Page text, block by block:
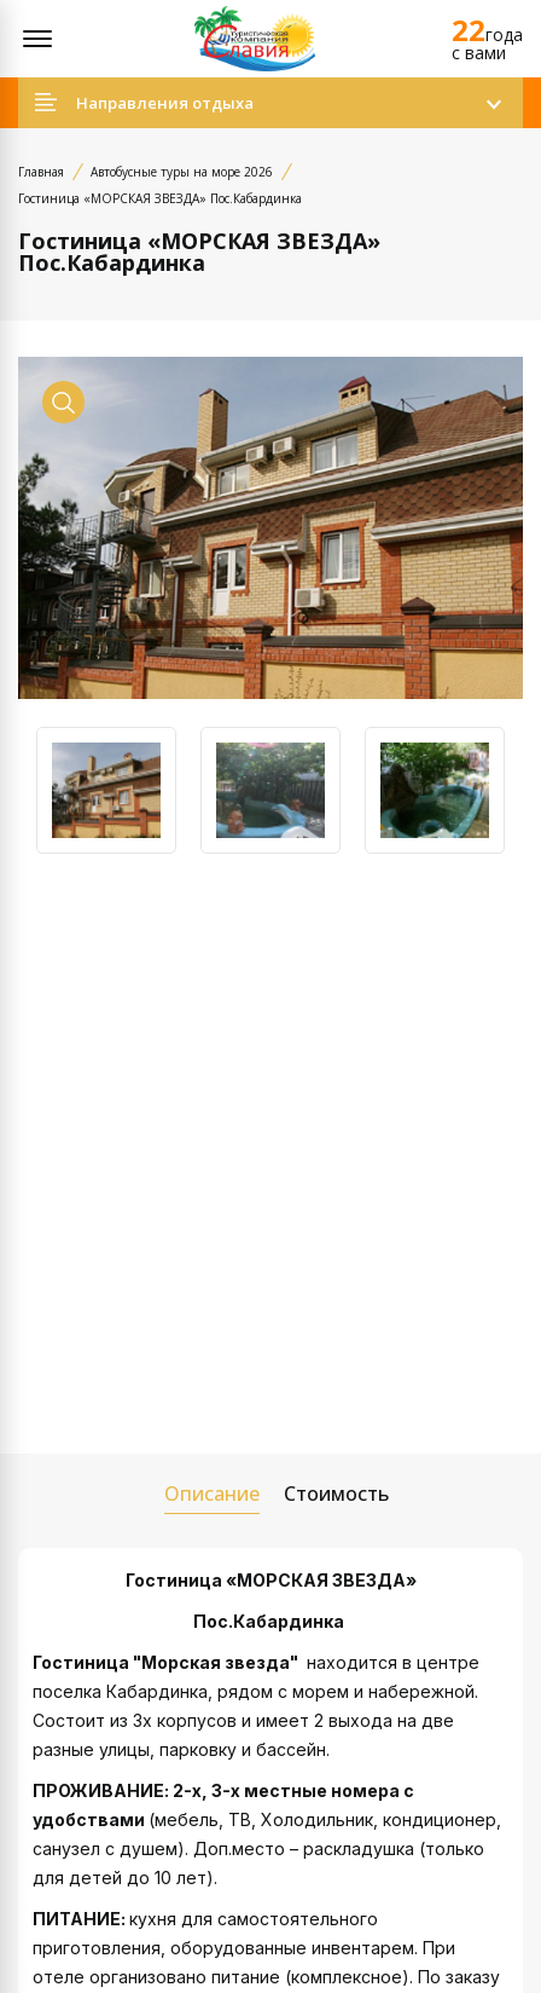
22года
c вами
Направления отдыха
Главная
Автобусные туры на море 2026
Гостиница «МОРСКАЯ ЗВЕЗДА» Пос.Кабардинка
Гостиница «МОРСКАЯ ЗВЕЗДА»
Пос.Кабардинка
Просмотр
Описание Стоимость
Гостиница «МОРСКАЯ ЗВЕЗДА»
Пос.Кабардинка
Гостиница "Морская звезда" находится в центре
поселка Кабардинка, рядом с морем и набережной.
Состоит из 3х корпусов и имеет 2 выхода на две
разные улицы, парковку и бассейн.
ПРОЖИВАНИЕ: 2-х, 3-х местные номера с
удобствами (мебель, ТВ, Холодильник, кондиционер,
санузел с душем). Доп.место – раскладушка (только
для детей до 10 лет).
ПИТАНИЕ: кухня для самостоятельного
приготовления, оборудованные инвентарем. При
отеле организовано питание (комплексное). По заказу